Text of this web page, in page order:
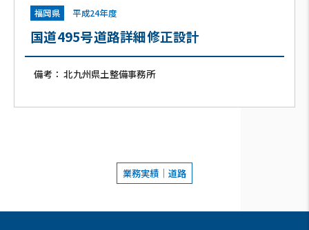
福岡県 平成24年度
国道495号道路詳細修正設計
備考： 北九州県土整備事務所
業務実績｜道路